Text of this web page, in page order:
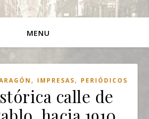
MENU
, IMPRESAS, PERIÓDICOS
calle de